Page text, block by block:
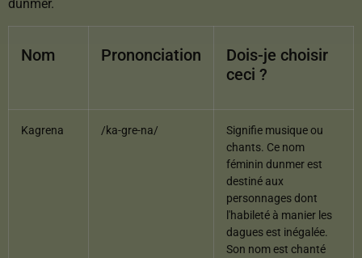
dunmer.
Nom Prononciation
Dois-je choisir
ceci ?
Kagrena /ka-gre-na/
Signifie musique ou
chants. Ce nom
féminin dunmer est
destiné aux
personnages dont
l'habileté à manier les
dagues est inégalée.
Son nom est chanté